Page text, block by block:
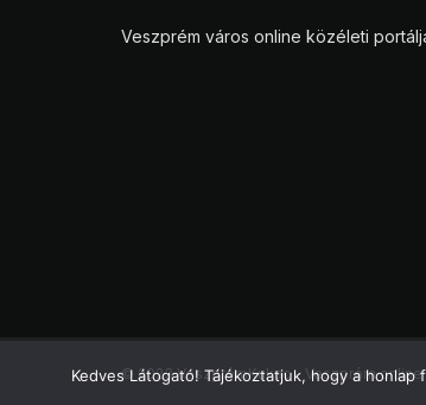
Veszprém város online közéleti
© 2023 VeszprémKukac - Veszprém
Kedves Látogató! Tájékoztatjuk, hogy a